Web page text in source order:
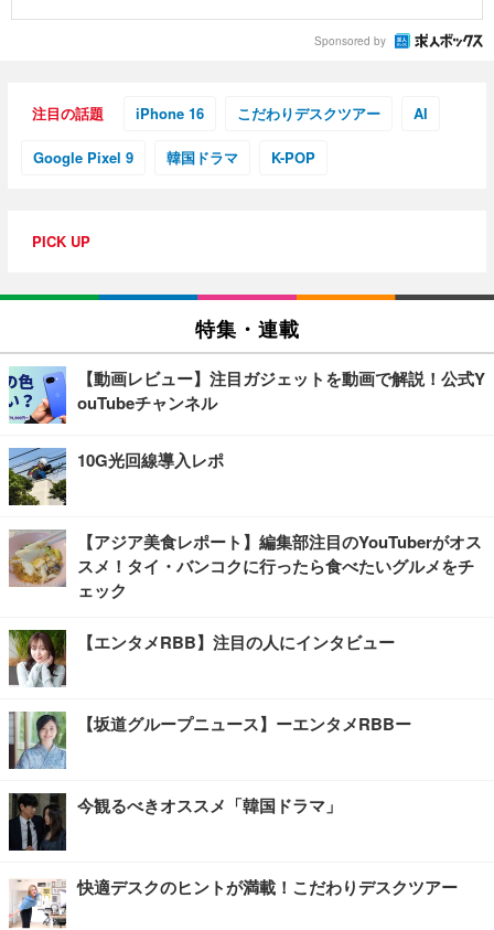
Sponsored by
注目の話題 iPhone 16 こだわりデスクツアー AI
Google Pixel 9 韓国ドラマ K-POP
PICK UP
特集・連載
【動画レビュー】注目ガジェットを動画で解説！公式Y
ouTubeチャンネル
10G光回線導入レポ
【アジア美食レポート】編集部注目のYouTuberがオス
スメ！タイ・バンコクに行ったら食べたいグルメをチ
ェック
【エンタメRBB】注目の人にインタビュー
【坂道グループニュース】ーエンタメRBBー
今観るべきオススメ「韓国ドラマ」
快適デスクのヒントが満載！こだわりデスクツアー